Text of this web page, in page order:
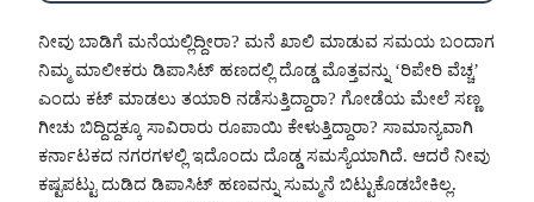
ನೀವು ಬಾಡಿಗೆ ಮನೆಯಲ್ಲಿದ್ದೀರಾ? ಮನೆ ಖಾಲಿ ಮಾಡುವ ಸಮಯ ಬಂದಾಗ
ನಿಮ್ಮ ಮಾಲೀಕರು ಡಿಪಾಸಿಟ್ ಹಣದಲ್ಲಿ ದೊಡ್ಡ ಮೊತ್ತವನ್ನು ‘ರಿಪೇರಿ ವೆಚ್ಚ’
ಎಂದು ಕಟ್ ಮಾಡಲು ತಯಾರಿ ನಡೆಸುತ್ತಿದ್ದಾರಾ? ಗೋಡೆಯ ಮೇಲೆ ಸಣ್ಣ
ಗೀಚು ಬಿದ್ದಿದ್ದಕ್ಕೂ ಸಾವಿರಾರು ರೂಪಾಯಿ ಕೇಳುತ್ತಿದ್ದಾರಾ? ಸಾಮಾನ್ಯವಾಗಿ
ಕರ್ನಾಟಕದ ನಗರಗಳಲ್ಲಿ ಇದೊಂದು ದೊಡ್ಡ ಸಮಸ್ಯೆಯಾಗಿದೆ. ಆದರೆ ನೀವು
ಕಷ್ಟಪಟ್ಟು ದುಡಿದ ಡಿಪಾಸಿಟ್ ಹಣವನ್ನು ಸುಮ್ಮನೆ ಬಿಟ್ಟುಕೊಡಬೇಕಿಲ್ಲ.